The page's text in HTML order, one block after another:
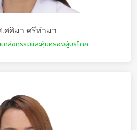
.ศศิมา ศรีทำมา
ภสัชกรรมและคุ้มครองผู้บริโภค